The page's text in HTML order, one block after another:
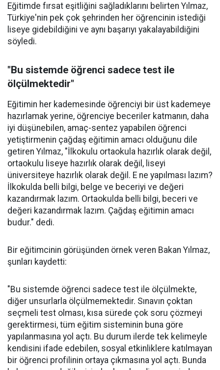
Eğitimde fırsat eşitliğini sağladıklarını belirten Yılmaz,
Türkiye'nin pek çok şehrinden her öğrencinin istediği
liseye gidebildiğini ve aynı başarıyı yakalayabildiğini
söyledi.
"Bu sistemde öğrenci sadece test ile
ölçülmektedir"
Eğitimin her kademesinde öğrenciyi bir üst kademeye
hazırlamak yerine, öğrenciye beceriler katmanın, daha
iyi düşünebilen, amaç-sentez yapabilen öğrenci
yetiştirmenin çağdaş eğitimin amacı olduğunu dile
getiren Yılmaz, "İlkokulu ortaokula hazırlık olarak değil,
ortaokulu liseye hazırlık olarak değil, liseyi
üniversiteye hazırlık olarak değil. E ne yapılması lazım?
İlkokulda belli bilgi, belge ve beceriyi ve değeri
kazandırmak lazım. Ortaokulda belli bilgi, beceri ve
değeri kazandırmak lazım. Çağdaş eğitimin amacı
budur." dedi.
Bir eğitimcinin görüşünden örnek veren Bakan Yılmaz,
şunları kaydetti:
"Bu sistemde öğrenci sadece test ile ölçülmekte,
diğer unsurlarla ölçülmemektedir. Sınavın çoktan
seçmeli test olması, kısa sürede çok soru çözmeyi
gerektirmesi, tüm eğitim sisteminin buna göre
yapılanmasına yol açtı. Bu durum ilerde tek kelimeyle
kendisini ifade edebilen, sosyal etkinliklere katılmayan
bir öğrenci profilinin ortaya çıkmasına yol açtı. Bunda